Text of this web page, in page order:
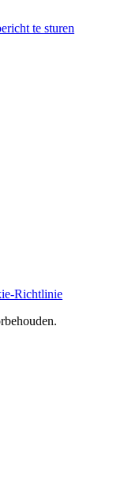
te sturen
Richtlinie